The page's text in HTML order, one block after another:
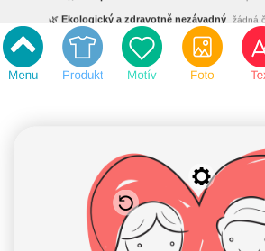
Ekologický a zdravotně nezávadný
💡Inovativní výroba vlastní vývoj,
⚡Rychlé dodání expedujeme do
🏢 Výhodné pro firmy